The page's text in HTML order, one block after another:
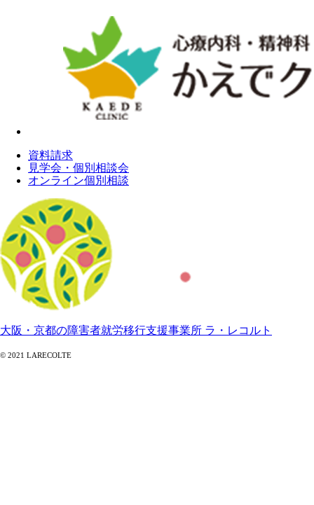
資料請求
見学会・個別相談会
オンライン個別相談
大阪・京都の障害者就労移行支援事業所 ラ・レコルト
© 2021 LARECOLTE